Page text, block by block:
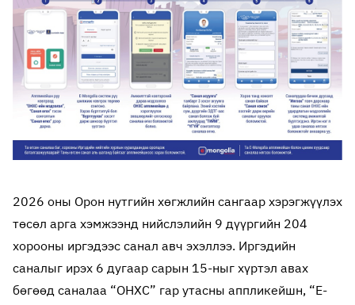
2026 оны Орон нутгийн хөгжлийн сангаар хэрэгжүүлэх
төсөл арга хэмжээнд нийслэлийн 9 дүүргийн 204
хорооны иргэдээс санал авч эхэллээ. Иргэдийн
саналыг ирэх 6 дугаар сарын 15-ныг хүртэл авах
бөгөөд саналаа “ОНХС” гар утасны аппликейшн, “Е-